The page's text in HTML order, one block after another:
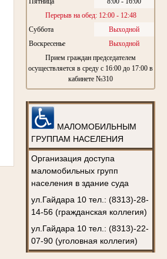
Перерыв на обед: 12:00 - 12:48
Суббота
Выходной
Воскресенье
Выходной
Прием граждан председателем
осуществляется в среду с 16:00 до 17:00 в
кабинете №310
МАЛОМОБИЛЬНЫМ
ГРУППАМ НАСЕЛЕНИЯ
Организация доступа
маломобильных групп
населения в здание суда
ул.Гайдара 10 тел.: (8313)-28-
14-56 (гражданская коллегия)
ул.Гайдара 10 тел.: (8313)-22-
07-90 (уголовная коллегия)